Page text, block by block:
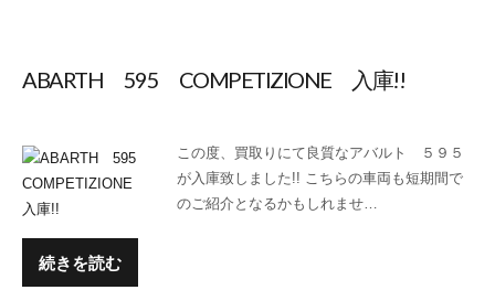
ABARTH 595 COMPETIZIONE 入庫!!
この度、買取りにて良質なアバルト ５９５
が入庫致しました!! こちらの車両も短期間で
のご紹介となるかもしれませ…
続きを読む